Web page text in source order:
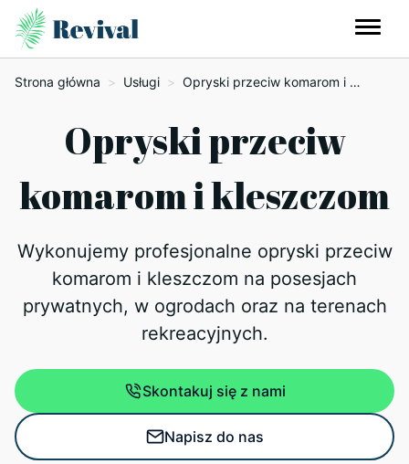
Strona główna > Usługi > Opryski przeciw komarom i kleszczom
Opryski przeciw
komarom i kleszczom
Wykonujemy profesjonalne opryski przeciw
komarom i kleszczom na posesjach
prywatnych, w ogrodach oraz na terenach
rekreacyjnych.
Skontakuj się z nami
Napisz do nas